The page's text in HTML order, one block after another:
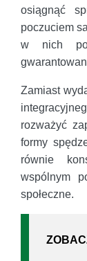
osiągnąć
poczuciem
w nich
Zamiast
rozważyć
formy
równie
wspólnym
społeczne.